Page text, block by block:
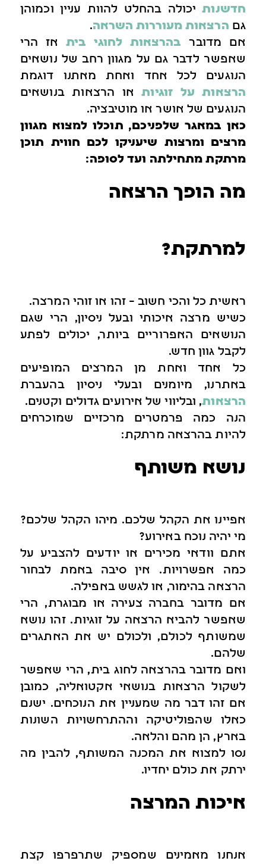
חדשנותיכולה בהחלט להוות עניין וכמוהן
גם הרצאות מעוררות השראה.
אם מדובר בהרצאות לחוגי ביתאז הרי
שאפשר לדבר גם על מגוון רחב של נושאים
הנוגעים לכל אחד ואחת מאתנו דוגמת
הרצאות על זוגיות
או הרצאות בנושאים
הנוגעים של אושר או מוטיבציה.
כאן במאגר שלפניכם, תוכלו למצוא מגוון
מרצים ומרצות שיעניקו לכם חווית תוכן
מרתקת מתחילתה ועד לסופה:
מה הופך הרצאה
למרתקת?
ראשית כל והכי חשוב – זהו או זוהי המרצה.
כשיש מרצה איכותי ובעל ניסיון, הרי שגם
הנושאים האפרוריים ביותר, יכולים לפתע
לקבל גוון חדש.
כל אחד ואחת מן המרצים המופיעים
באתרנו, מיומנים ובעלי ניסיון בהעברת
הרצאות, ובליווי של אירועים גדולים וקטנים.
הנה כמה פרמטרים מרכזיים שמוכרחים
להיות בהרצאה מרתקת:
נושא משותף
אפיינו את הקהל שלכם. מיהו הקהל שלכם?
מי יהיה נוכח באירוע?
אתם וודאי מכירים או יודעים להצביע על
כמה אפשרויות. אין סיבה באמת לבחור
הרצאה בהימור, או לגשש באפילה.
אם מדובר בחברה צעירה או מבוגרת, הרי
שאפשר להביא הרצאה על זוגיות. זהו נושא
שמשותף לכולם, ולכולם יש את האתגרים
שלהם.
ואם מדובר בהרצאה לחוג בית, הרי שאפשר
לשקול הרצאות בנושאי אקטואליה, כמובן
אם זהו דבר מה שמעניין את הנוכחים. ישנם
כאלו שהפוליטיקה וההתרחשויות השונות
בארץ, הן מהם והלאה.
נסו למצוא את המכנה המשותף, להבין מה
ירתק את כולם יחדיו.
איכות המרצה
אנחנו מאמינים שמספיק שתרפרפו קצת